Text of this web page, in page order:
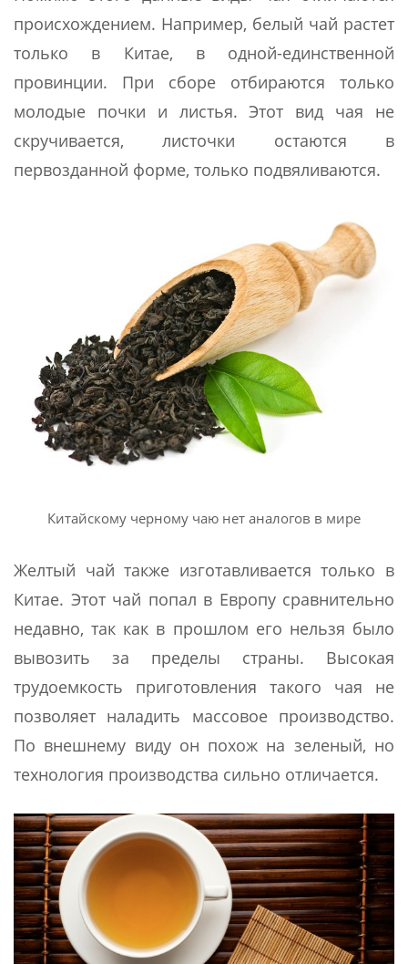
происхождением. Например, белый чай растет
только в Китае, в одной-единственной
провинции. При сборе отбираются только
молодые почки и листья. Этот вид чая не
скручивается, листочки остаются в
первозданной форме, только подвяливаются.
Китайскому черному чаю нет аналогов в мире
Желтый чай также изготавливается только в
Китае. Этот чай попал в Европу сравнительно
недавно, так как в прошлом его нельзя было
вывозить за пределы страны. Высокая
трудоемкость приготовления такого чая не
позволяет наладить массовое производство.
По внешнему виду он похож на зеленый, но
технология производства сильно отличается.